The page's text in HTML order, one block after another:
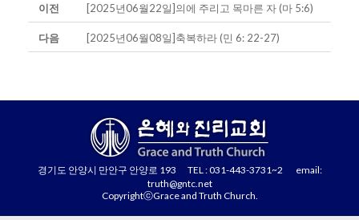
이전 [2025년06월22일]의에 주리고 목마른 자 (마 5:6)
다음 [2025년06월08일]축복하라 (민 6: 22-27)
경기도 안양시 만안구 안양로 193 TEL : 031-443-3731~2 email:
truth@gntc.net
CopyrightⓒGrace and Truth Church.